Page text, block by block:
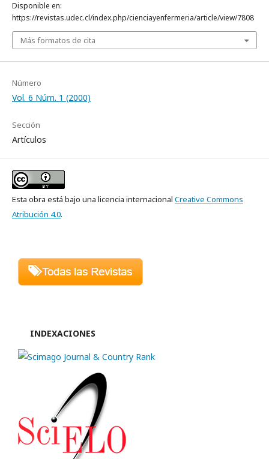
Disponible en:
https://revistas.udec.cl/index.php/cienciayenfermeria/article/view/7808
Más formatos de cita
Número
Vol. 6 Núm. 1 (2000)
Sección
Artículos
Esta obra está bajo una licencia internacional Creative Commons
Atribución 4.0.
INDEXACIONES